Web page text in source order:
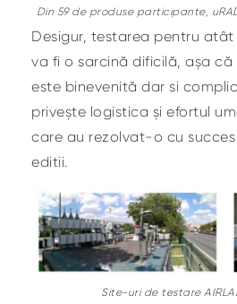
Din 59 de produse participante,
Desigur, testarea pentru
va fi o sarcină dificilă, așa că
este binevenită dar si
privește logistica și efortul
care au rezolvat-o cu
editii.
Site-uri de testare